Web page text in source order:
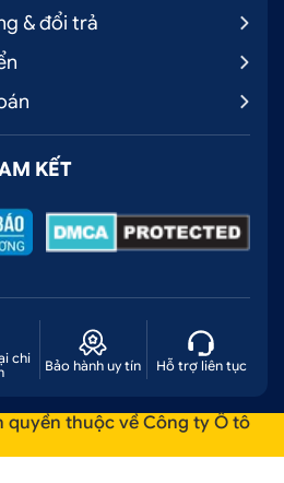
& đổi trả
KẾT
chi
Bảo hành uy tín Hỗ trợ liên tục
quyền thuộc về Công ty Ô tô